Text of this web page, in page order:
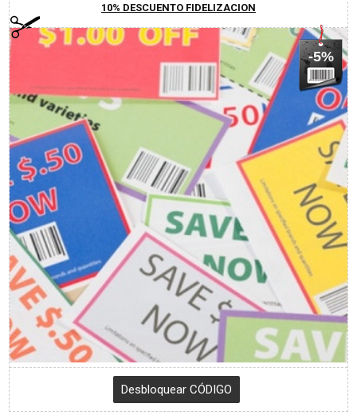
10% DESCUENTO FIDELIZACION
-5%